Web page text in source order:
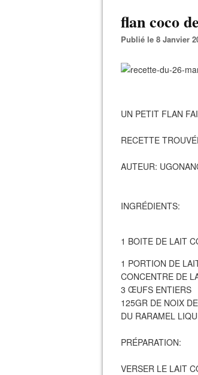
flan coco
Publié le 8 Janvier
UN PETIT FLAN
RECETTE
AUTEUR:
INGRÉDIENTS:
1 BOITE DE LAIT
1 PORTION DE
CONCENTRE DE
3 ŒUFS ENTIERS
125GR DE NOIX
DU RARAMEL
PRÉPARATION:
VERSER LE LAIT